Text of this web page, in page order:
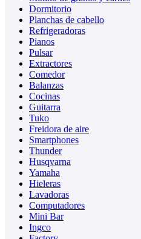
Dormitorio
Planchas de cabello
Refrigeradoras
Pianos
Pulsar
Extractores
Comedor
Balanzas
Cocinas
Guitarra
Tuko
Freidora de aire
Smartphones
Thunder
Husqvarna
Yamaha
Hieleras
Lavadoras
Computadores
Mini Bar
Ingco